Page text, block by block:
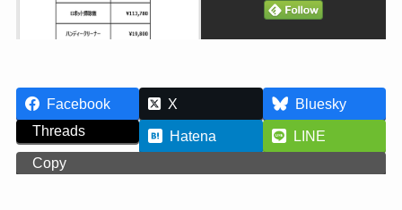
Facebook X
Bluesky
Threads
Hatena
LINE
Copy